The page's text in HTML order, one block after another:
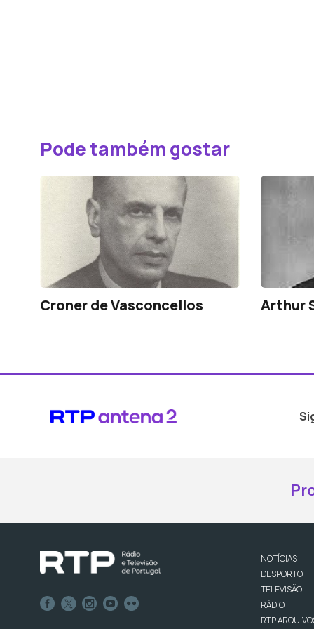
Pode também gostar
Croner de Vasconcellos Arthur
NOTÍCIAS
DESPORTO
TELEVISÃO
RÁDIO
RTP